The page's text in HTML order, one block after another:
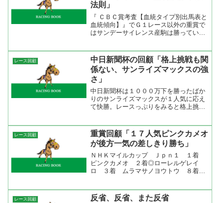
法則」
『 ＣＢＣ賞考査【血統タイプ別出馬表と
血統傾向】』でＧ１レース以外の重賞で
はサンデーサイレンス産駒は勝っていな
いと書いて人気のない２頭が２着、３着
ですか。まあ...
レース回顧
中日新聞杯の回顧「格上挑戦も関
係ない、サンライズマックスの強
さ」
中日新聞杯は１０００万下を勝ったばか
りのサンライズマックスが１人気に応え
て快勝。レースっぷりをみると格上挑戦
方から追走したサンライズマックスは３
コーナーから４コーナーに...
レース回顧
重賞回顧「１７人気ピンクカメオ
が後方一気の差しきり勝ち」
ＮＨＫマイルカップ Ｊｐｎ１ １着
ピンクカメオ ２着◎ローレルゲレイ
ロ ３着 ムラマサノヨウトウ ８着○
いスタートを切ったの...
レース回顧 反省、反省、また反省